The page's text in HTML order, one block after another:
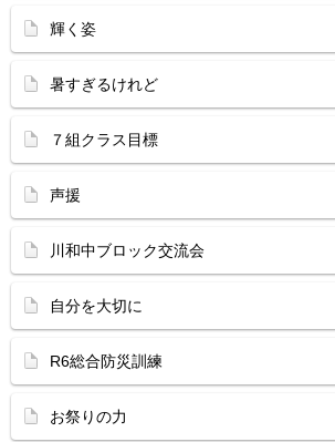
輝く姿
暑すぎるけれど
７組クラス目標
声援
川和中ブロック交流会
自分を大切に
R6総合防災訓練
お祭りの力